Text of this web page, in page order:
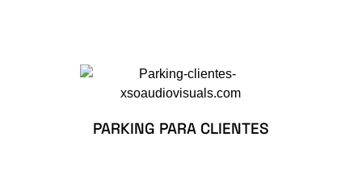
PARKING PARA CLIENTES